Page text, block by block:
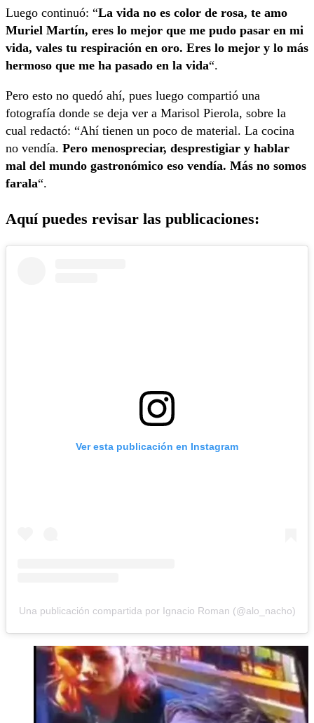
Luego continuó: “La vida no es color de rosa, te amo
Muriel Martín, eres lo mejor que me pudo pasar en mi
vida, vales tu respiración en oro. Eres lo mejor y lo más
hermoso que me ha pasado en la vida“.
Pero esto no quedó ahí, pues luego compartió una
fotografía donde se deja ver a Marisol Pierola, sobre la
cual redactó: “Ahí tienen un poco de material. La cocina
no vendía. Pero menospreciar, desprestigiar y hablar
mal del mundo gastronómico eso vendía. Más no somos
farala“.
Aquí puedes revisar las publicaciones:
Ver esta publicación en Instagram
Una publicación compartida por Ignacio Roman (@alo_nacho)